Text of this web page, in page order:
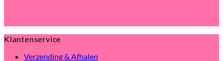
Klantenservice
Verzending & Afhalen